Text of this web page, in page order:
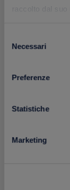
delNecessari
Preferenze
Statistiche
Marketing
200 g
2.49 €